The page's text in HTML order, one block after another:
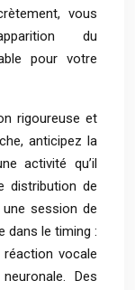
vous
du
pour votre
rigoureuse et
anticipez la
activité qu’il
distribution de
session de
dans le timing :
vocale
Des